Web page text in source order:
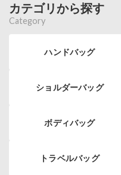
カテゴリから探す
Category
ハンドバッグ
ショルダーバッグ
ボディバッグ
トラベルバッグ